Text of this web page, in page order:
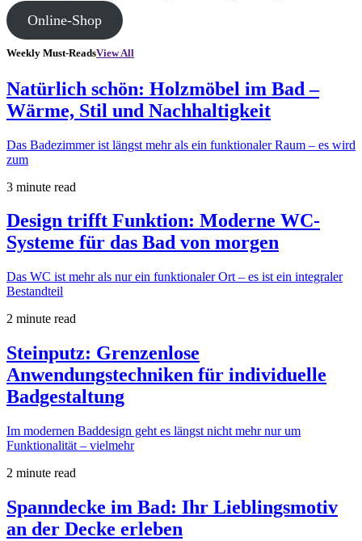
Online-Shop
Weekly Must-ReadsView All
Natürlich schön: Holzmöbel im Bad –
Wärme, Stil und Nachhaltigkeit
Das Badezimmer ist längst mehr als ein funktionaler Raum – es wird
zum
3 minute read
Design trifft Funktion: Moderne WC-
Systeme für das Bad von morgen
Das WC ist mehr als nur ein funktionaler Ort – es ist ein integraler
Bestandteil
2 minute read
Steinputz: Grenzenlose
Anwendungstechniken für individuelle
Badgestaltung
Im modernen Baddesign geht es längst nicht mehr nur um
Funktionalität – vielmehr
2 minute read
Spanndecke im Bad: Ihr Lieblingsmotiv
an der Decke erleben